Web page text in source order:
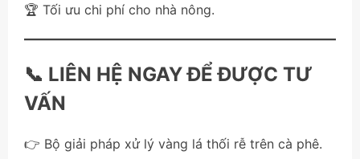
🏆 Tối ưu chi phí cho nhà nông.
📞 LIÊN HỆ NGAY ĐỂ ĐƯỢC TƯ
VẤN
👉 Bộ giải pháp xử lý vàng lá thối rễ trên cà phê.